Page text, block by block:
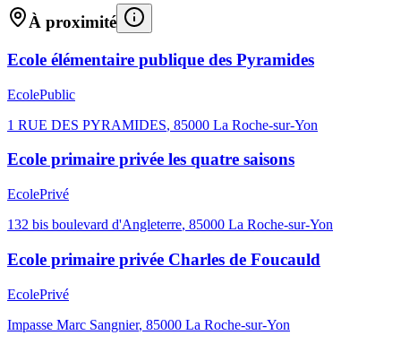
À proximité
Ecole élémentaire publique des Pyramides
EcolePublic
1 RUE DES PYRAMIDES, 85000 La Roche-sur-Yon
Ecole primaire privée les quatre saisons
EcolePrivé
132 bis boulevard d'Angleterre, 85000 La Roche-sur-Yon
Ecole primaire privée Charles de Foucauld
EcolePrivé
Impasse Marc Sangnier, 85000 La Roche-sur-Yon